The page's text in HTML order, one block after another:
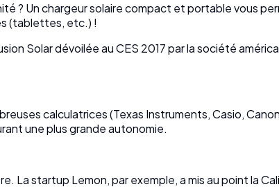
? Un chargeur solaire compact et portable vous
(tablettes, etc.) !
Solar dévoilée au CES 2017 par la société
calculatrices (Texas Instruments, Casio,
une plus grande autonomie.
La startup Lemon, par exemple, a mis au point la